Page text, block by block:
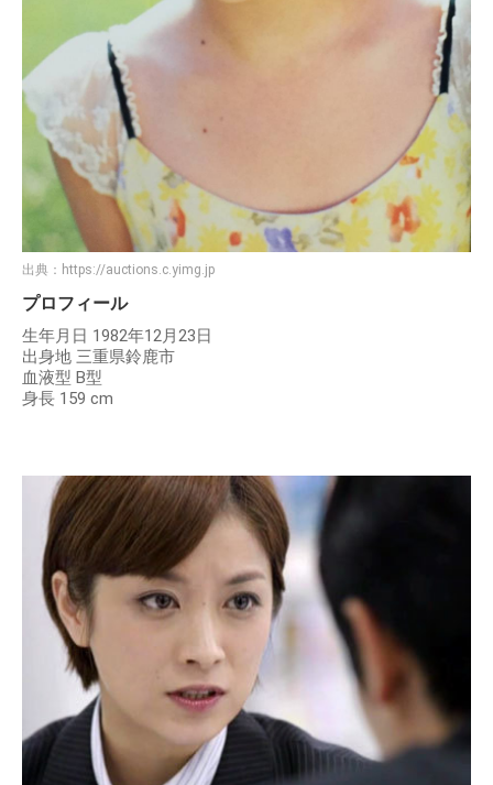
出典： https://auctions.c.yimg.jp
プロフィール
生年月日 1982年12月23日
出身地 三重県鈴鹿市
血液型 B型
身長 159 cm